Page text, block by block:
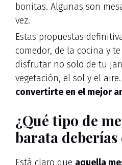
bonitas. Algunas son
vez.
Estas propuestas
comedor, de la cocina y
disfrutar no solo de tu
vegetación, el sol y el aire.
convertirte en el mejor
¿Qué tipo de
barata
Está claro que aquella